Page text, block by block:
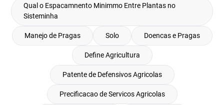
Qual o Espacamnento Minimmo Entre Plantas no
Sisteminha
Manejo de Pragas Solo Doencas e Pragas
Define Agricultura
Patente de Defensivos Agricolas
Precificacao de Servicos Agricolas